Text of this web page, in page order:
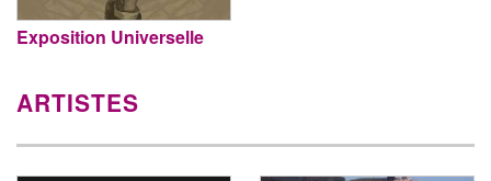
Exposition Universelle
ARTISTES